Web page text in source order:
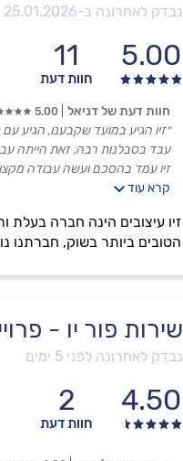
נבדק לאחרונה ב-25.01.2026
5.00
11
חוות דעת
הטובים ביותר בשוק, חברתנו
חוות דעת של דניאל 5.00
״זיו הגיע במועד שקבענו, הגיע
עבד בסבלנות רבה, זאת הייתה
זיו עמד בהסכם ועשה עבודה
בדק מספר פעמים את העבודה על
המחיר והתשלום היה נוח והוגן
ממליץ עליו בחום רב.״
קרא עוד
שירות פור יו -
נבדק לאחרונה לפני 5 ימים
4.50
2
חוות דעת